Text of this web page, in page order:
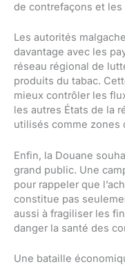
de contrefaçons et
Les autorités
davantage avec les
réseau régional de
produits du tabac.
mieux contrôler les
les autres États de la
utilisés comme zones
Enfin, la Douane
grand public. Une
pour rappeler que
constitue pas
aussi à fragiliser les
danger la santé des
Une bataille